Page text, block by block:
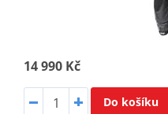
14 990 Kč
Do košíku